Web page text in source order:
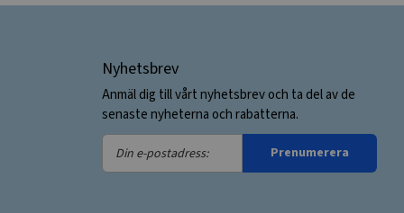
Nyhetsbrev
Anmäl dig till vårt nyhetsbrev och ta del av de
senaste nyheterna och rabatterna.
Din
e-
Prenumerera